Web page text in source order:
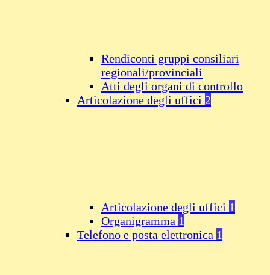
Rendiconti gruppi consiliari
regionali/provinciali
Atti degli organi di controllo
Articolazione degli uffici 2
Articolazione degli uffici 1
Organigramma 1
Telefono e posta elettronica 1